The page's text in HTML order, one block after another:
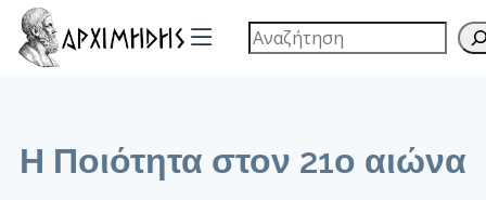
Η Ποιότητα στον 21ο αιώνα